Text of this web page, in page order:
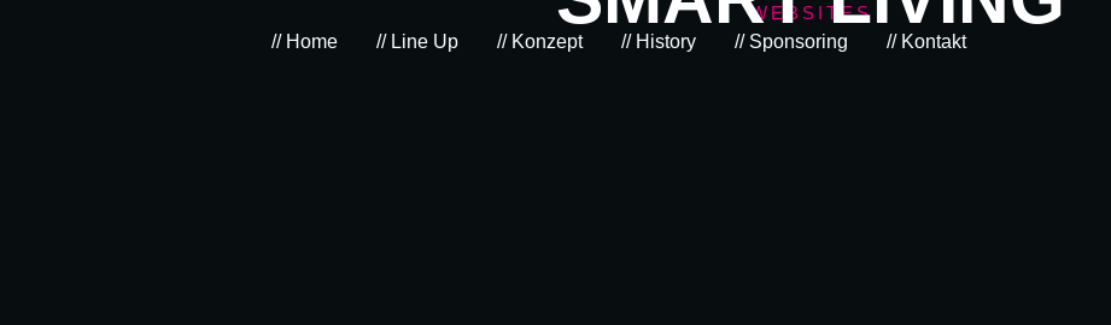
// Home // Line Up // Konzept // History // Sponsoring // Kontakt
WEBSITES